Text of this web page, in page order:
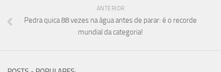
ANTERIOR
Pedra quica 88 vezes na água antes de parar: é o recorde
mundial da categoria!